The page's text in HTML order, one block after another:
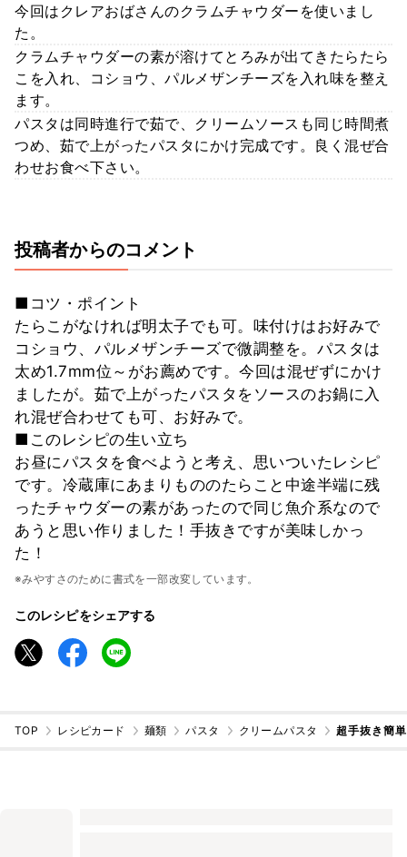
今回はクレアおばさんのクラムチャウダーを使いまし
た。
クラムチャウダーの素が溶けてとろみが出てきたらたら
こを入れ、コショウ、パルメザンチーズを入れ味を整え
ます。
パスタは同時進行で茹で、クリームソースも同じ時間煮
つめ、茹で上がったパスタにかけ完成です。良く混ぜ合
わせお食べ下さい。
投稿者からのコメント
■コツ・ポイント
たらこがなければ明太子でも可。味付けはお好みで
コショウ、パルメザンチーズで微調整を。パスタは
太め1.7mm位～がお薦めです。今回は混ぜずにかけ
ましたが。茹で上がったパスタをソースのお鍋に入
れ混ぜ合わせても可、お好みで。
■このレシピの生い立ち
お昼にパスタを食べようと考え、思いついたレシピ
です。冷蔵庫にあまりもののたらこと中途半端に残
ったチャウダーの素があったので同じ魚介系なので
あうと思い作りました！手抜きですが美味しかっ
た！
※みやすさのために書式を一部改変しています。
このレシピをシェアする
TOP レシピカード 麺類 パスタ クリームパスタ 超手抜き簡